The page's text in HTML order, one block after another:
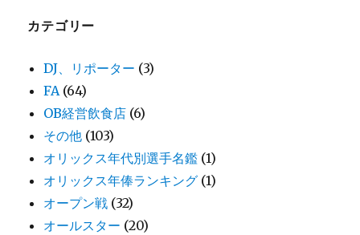
カテゴリー
DJ、リポーター (3)
FA(64)
OB経営飲食店 (6)
その他 (103)
オリックス年代別選手名鑑 (1)
オリックス年俸ランキング (1)
オープン戦 (32)
オールスター (20)